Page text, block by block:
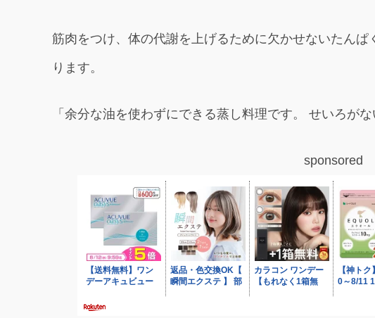
筋肉をつけ、体の代謝を上げるために欠かせないたん
ります。
「余分な油を使わずにできる蒸し料理です。 せいろがな
sponsored